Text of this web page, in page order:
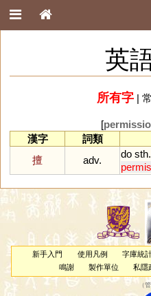
英
所有字|
[
漢字
詞類
擅
adv.
do sth.
新手入門 使用凡例 字庫統
鳴謝
製作單位 私隱
（